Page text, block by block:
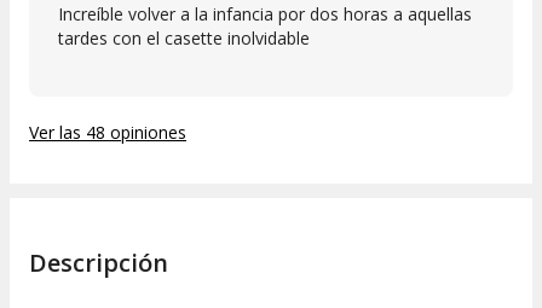
Increíble volver a la infancia por dos horas a aquellas
tardes con el casette inolvidable
Ver las 48 opiniones
Descripción